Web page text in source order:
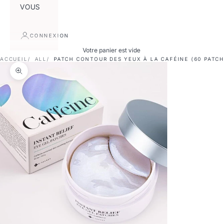
VOUS
CONNEXION
Votre panier est vide
ACCUEIL ALL PATCH CONTOUR DES YEUX À LA CAFÉINE (60
Zoomer sur l'image